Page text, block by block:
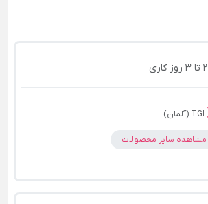
2 تا 3 روز کاری
TGI (آلمان)
مشاهده سایر محصولات